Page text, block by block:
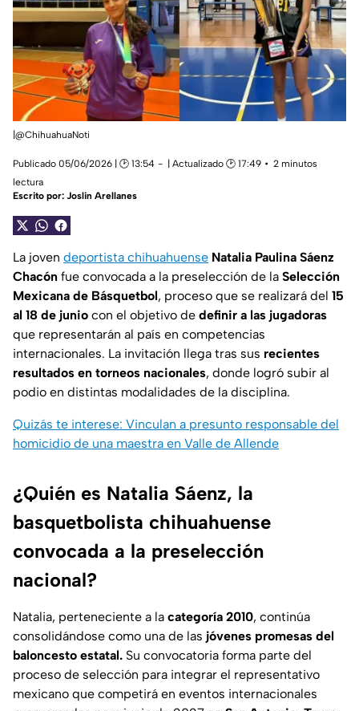
|@ChihuahuaNoti
Publicado 05/06/2026 | 🕑 13:54 | Actualizado 🕑 17:49
2 minutos
lectura
Escrito por: Joslin Arellanes
La joven deportista chihuahuense Natalia Paulina Sáenz
Chacón fue convocada a la preselección de la Selección
Mexicana de Básquetbol, proceso que se realizará del 15
al 18 de junio con el objetivo de definir a las jugadoras
que representarán al país en competencias
internacionales. La invitación llega tras sus recientes
resultados en torneos nacionales, donde logró subir al
podio en distintas modalidades de la disciplina.
Quizás te interese: Vinculan a presunto responsable del
homicidio de una maestra en Valle de Allende
¿Quién es Natalia Sáenz, la
basquetbolista chihuahuense
convocada a la preselección
nacional?
Natalia, perteneciente a la categoría 2010, continúa
consolidándose como una de las jóvenes promesas del
baloncesto estatal. Su convocatoria forma parte del
proceso de selección para integrar el representativo
mexicano que competirá en eventos internacionales